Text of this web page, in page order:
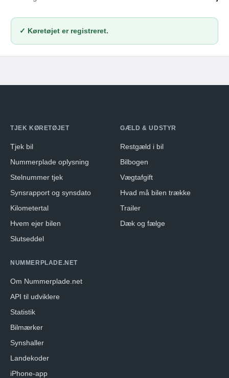
✓ Køretøjet er registreret.
TJEK KØRETØJET
Tjek bil
Nummerplade oplysning
Stelnummer tjek
Synsrapport og synsdato
Kilometertal
Hvem ejer bilen
Slutseddel
GÆLD & UDSTYR
Restgæld i bil
Bilbogen
Vægtafgift
Hvad må bilen trække
Trailer
Dæk og fælge
NUMMERPLADE.NET
Om Nummerplade.net
API til udviklere
Statistik
Bilmærker
Synshaller
Landekoder
iPhone-app